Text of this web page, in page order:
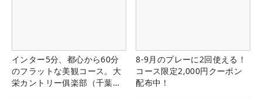
インター5分、都心から60分
のフラットな美観コース。大
栄カントリー俱楽部（千葉
8-9月のプレーに2回使える！
コース限定2,000円クーポン
配布中！